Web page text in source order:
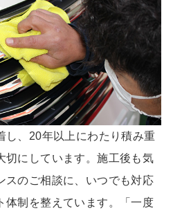
し、20年以上にわたり積み重
切にしています。施工後も気
スのご相談に、いつでも対応
体制を整えています。「一度